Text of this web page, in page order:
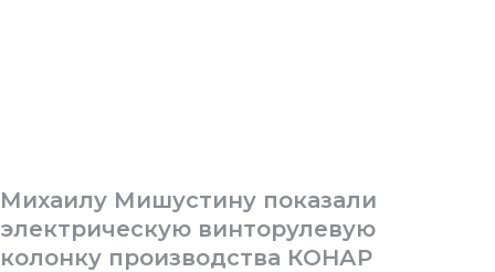
Михаилу Мишустину показали
электрическую винторулевую
колонку производства КОНАР